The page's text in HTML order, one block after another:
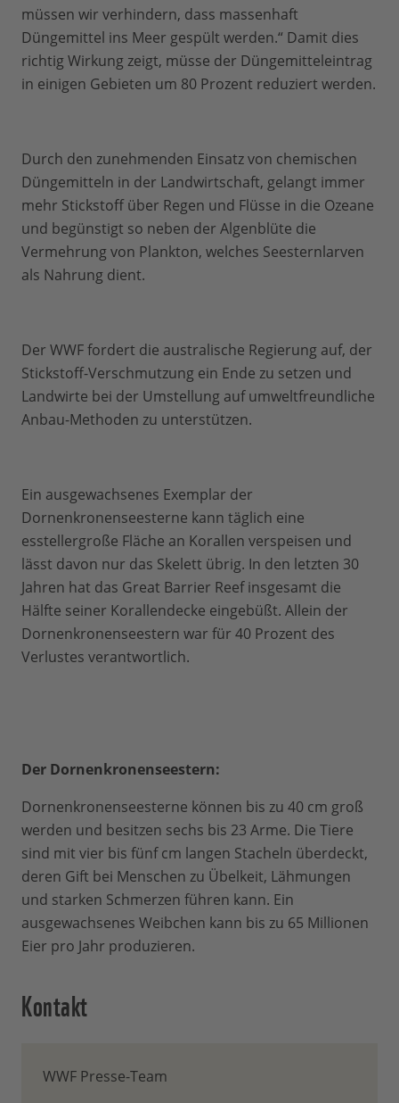
müssen wir verhindern, dass massenhaft
Düngemittel ins Meer gespült werden.“ Damit dies
richtig Wirkung zeigt, müsse der Düngemitteleintrag
in einigen Gebieten um 80 Prozent reduziert werden.
Durch den zunehmenden Einsatz von chemischen
Düngemitteln in der Landwirtschaft, gelangt immer
mehr Stickstoff über Regen und Flüsse in die Ozeane
und begünstigt so neben der Algenblüte die
Vermehrung von Plankton, welches Seesternlarven
als Nahrung dient.
Der WWF fordert die australische Regierung auf, der
Stickstoff-Verschmutzung ein Ende zu setzen und
Landwirte bei der Umstellung auf umweltfreundliche
Anbau-Methoden zu unterstützen.
Ein ausgewachsenes Exemplar der
Dornenkronenseesterne kann täglich eine
esstellergroße Fläche an Korallen verspeisen und
lässt davon nur das Skelett übrig. In den letzten 30
Jahren hat das Great Barrier Reef insgesamt die
Hälfte seiner Korallendecke eingebüßt. Allein der
Dornenkronenseestern war für 40 Prozent des
Verlustes verantwortlich.
Der Dornenkronenseestern:
Dornenkronenseesterne können bis zu 40 cm groß
werden und besitzen sechs bis 23 Arme. Die Tiere
sind mit vier bis fünf cm langen Stacheln überdeckt,
deren Gift bei Menschen zu Übelkeit, Lähmungen
und starken Schmerzen führen kann. Ein
ausgewachsenes Weibchen kann bis zu 65 Millionen
Eier pro Jahr produzieren.
Kontakt
WWF Presse-Team